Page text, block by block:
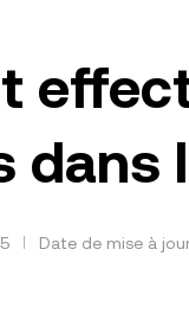
dans
Date de mise à